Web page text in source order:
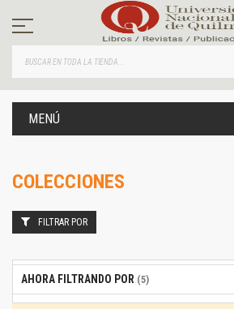
contenido
MENÚ
COLECCIONES
FILTRAR POR
AHORA FILTRANDO POR